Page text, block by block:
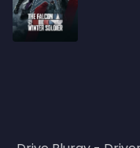
1967
1968